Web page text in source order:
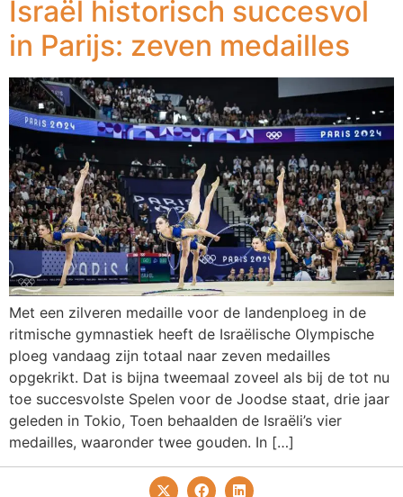
Israël historisch succesvol
in Parijs: zeven medailles
Met een zilveren medaille voor de landenploeg in de
ritmische gymnastiek heeft de Israëlische Olympische
ploeg vandaag zijn totaal naar zeven medailles
opgekrikt. Dat is bijna tweemaal zoveel als bij de tot nu
toe succesvolste Spelen voor de Joodse staat, drie jaar
geleden in Tokio, Toen behaalden de Israëli’s vier
medailles, waaronder twee gouden. In […]